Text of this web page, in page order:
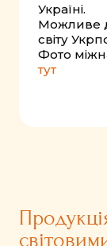
Україні.
Можливе
світу
Фото
тут